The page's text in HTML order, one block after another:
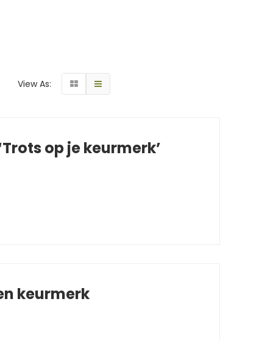
View As:
op je keurmerk’
keurmerk